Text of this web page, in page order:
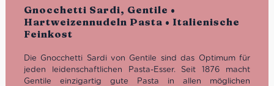
Gnocchetti Sardi, Gentile •
Hartweizennudeln Pasta • Italienische
Feinkost
Bewertet
Die Gnocchetti Sardi von Gentile sind das Optimum für
jeden leidenschaftlichen Pasta-Esser. Seit 1876 macht
Gentile einzigartig gute Pasta in allen möglichen